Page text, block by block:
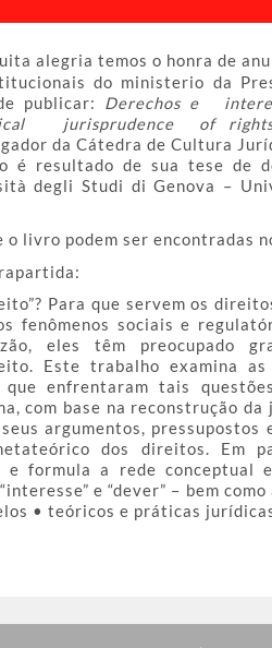
alegria temos o honra de
do ministerio da
publicar: Derechos e
jurisprudence of
da Cátedra de Cultura
é resultado de sua tese de
degli Studi di Genova –
o livro podem ser encontradas
Para que servem os
fenômenos sociais e
eles têm preocupado
Este trabalho examina
que enfrentaram tais
com base na reconstrução
argumentos,
dos direitos. Em
formula a rede conceptual
e “dever” – bem
• teóricos e práticas